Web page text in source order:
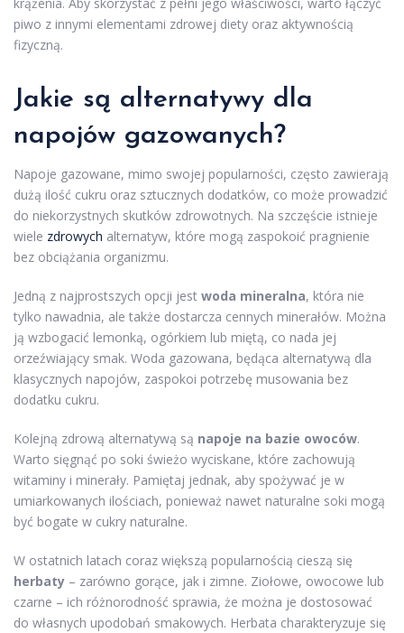
piwo z innymi elementami zdrowej diety oraz aktywnością
fizyczną.
Jakie są alternatywy dla
napojów gazowanych?
Napoje gazowane, mimo swojej popularności, często zawierają
dużą ilość cukru oraz sztucznych dodatków, co może prowadzić
do niekorzystnych skutków zdrowotnych. Na szczęście istnieje
wiele zdrowych alternatyw, które mogą zaspokoić pragnienie
bez obciążania organizmu.
Jedną z najprostszych opcji jest woda mineralna, która nie
tylko nawadnia, ale także dostarcza cennych minerałów. Można
ją wzbogacić lemonką, ogórkiem lub miętą, co nada jej
orzeźwiający smak. Woda gazowana, będąca alternatywą dla
klasycznych napojów, zaspokoi potrzebę musowania bez
dodatku cukru.
Kolejną zdrową alternatywą są napoje na bazie owoców.
Warto sięgnąć po soki świeżo wyciskane, które zachowują
witaminy i minerały. Pamiętaj jednak, aby spożywać je w
umiarkowanych ilościach, ponieważ nawet naturalne soki mogą
być bogate w cukry naturalne.
W ostatnich latach coraz większą popularnością cieszą się
herbaty – zarówno gorące, jak i zimne. Ziołowe, owocowe lub
czarne – ich różnorodność sprawia, że można je dostosować
do własnych upodobań smakowych. Herbata charakteryzuje się